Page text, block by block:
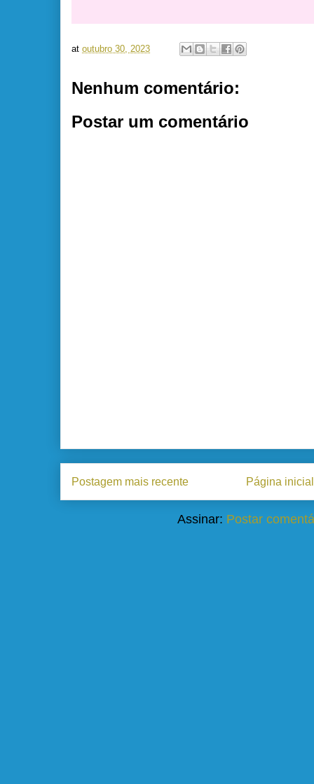
at outubro 30, 2023
Nenhum comentário:
Postar um comentário
Postagem mais recente Página inicial
Assinar: Postar